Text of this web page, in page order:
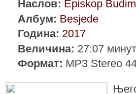
Наслов: Episkop
Албум: Besjede
Година: 2017
Величина: 27:07
Формат: MP3 Stereo